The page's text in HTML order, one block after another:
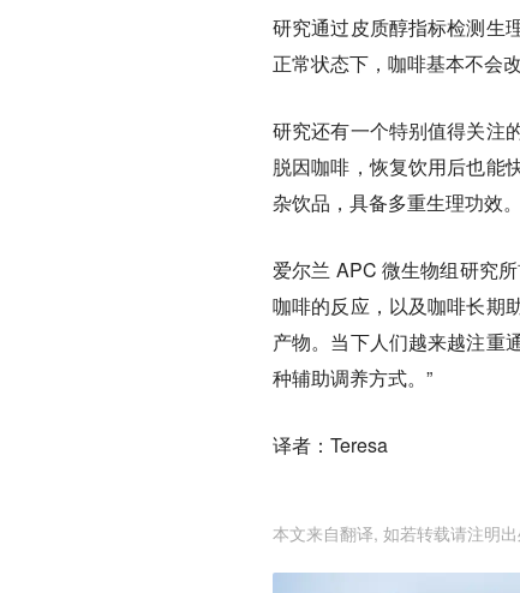
研究通过皮质醇指标检测生
正常状态下，咖啡基本不会
研究还有一个特别值得关注
脱因咖啡，恢复饮用后也能
杂饮品，具备多重生理功效。
爱尔兰 APC 微生物组研究
咖啡的反应，以及咖啡长期
产物。当下人们越来越注重
种辅助调养方式。”
译者：Teresa
本文来自翻译, 如若转载请注明出